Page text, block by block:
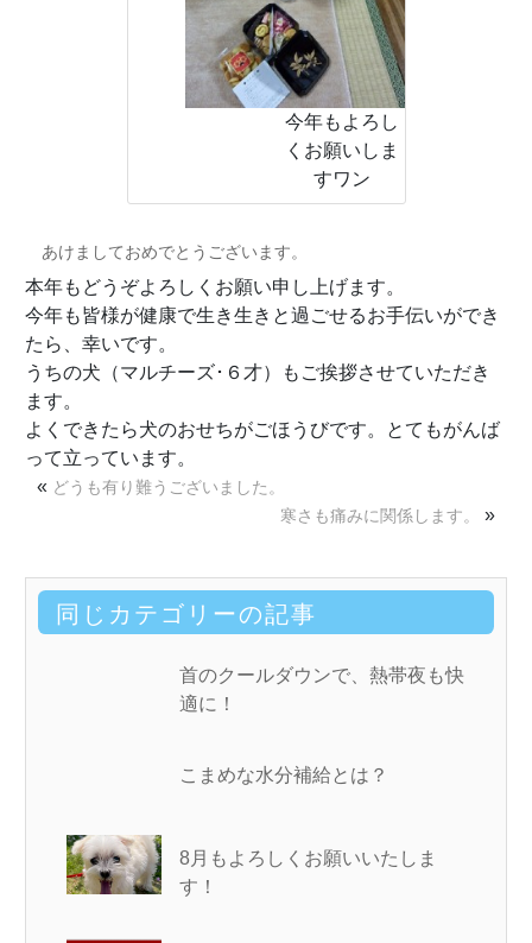
今年もよろし
くお願いしま
すワン
あけましておめでとうございます。
本年もどうぞよろしくお願い申し上げます。
今年も皆様が健康で生き生きと過ごせるお手伝いができ
たら、幸いです。
うちの犬（マルチーズ･６才）もご挨拶させていただき
ます。
よくできたら犬のおせちがごほうびです。とてもがんば
って立っています。
« どうも有り難うございました。
寒さも痛みに関係します。
»
同じカテゴリーの記事
首のクールダウンで、熱帯夜も快
適に！
こまめな水分補給とは？
8月もよろしくお願いいたしま
す！